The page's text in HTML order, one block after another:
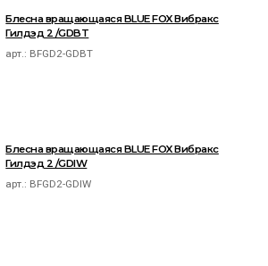
Блесна вращающаяся BLUE FOX Вибракс
Гилдэд 2 /GDBT
арт.: BFGD2-GDBT
Блесна вращающаяся BLUE FOX Вибракс
Гилдэд 2 /GDIW
арт.: BFGD2-GDIW